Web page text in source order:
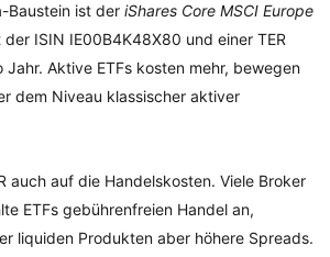
Baustein ist der iShares Core MSCI Europe
der ISIN IE00B4K48X80 und einer TER
Jahr. Aktive ETFs kosten mehr, bewegen
dem Niveau klassischer aktiver
auch auf die Handelskosten. Viele Broker
ETFs gebührenfreien Handel an,
liquiden Produkten aber höhere Spreads.